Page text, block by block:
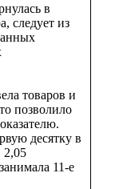
в
следует из
товаров и
позволило
десятку в
2,05
11-е